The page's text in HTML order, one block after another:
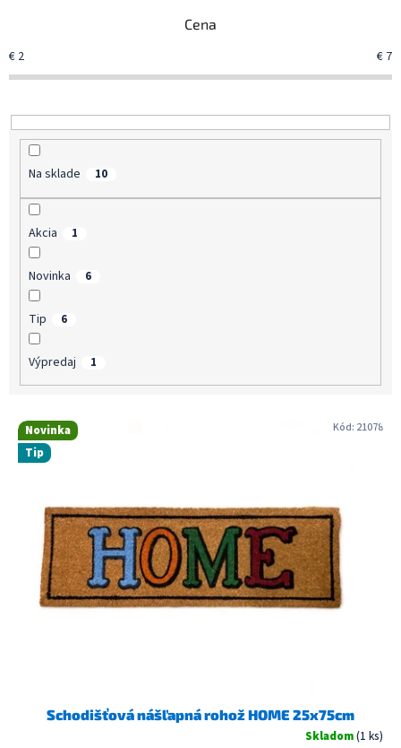
p
u
k
t
v
Cena
€ 2 € 7
Na sklade 10
Akcia 1
Novinka 6
Tip 6
Výpredaj 1
p
Novinka
Tip
Schodišťová nášľapná rohož HOME 25x75cm
Skladom(1 ks)
Kód: 21078